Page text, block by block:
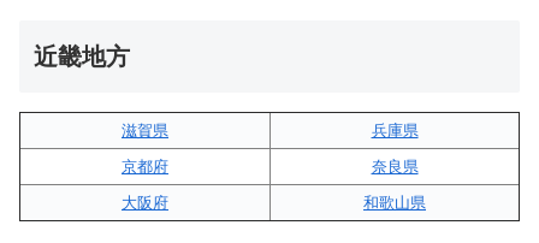
近畿地方
滋賀県
兵庫県
京都府
奈良県
大阪府
和歌山県